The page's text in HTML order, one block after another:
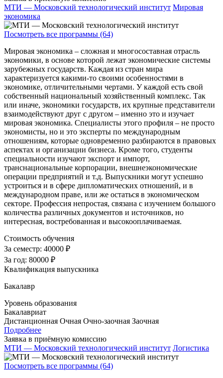
МТИ — Московский технологический институт Мировая
экономика
Посмотреть все программы (64)
Мировая экономика – сложная и многосоставная отрасль
экономики, в основе которой лежат экономические системы
зарубежных государств. Каждая из стран мира
характеризуется какими-то своими особенностями в
экономике, отличительными чертами. У каждой есть свой
собственный национальный хозяйственный комплекс. Так
или иначе, экономики государств, их крупные представители
взаимодействуют друг с другом – именно это и изучает
мировая экономика. Специалисты этого профиля – не просто
экономисты, но и это эксперты по международным
отношениям, которые одновременно разбираются в правовых
аспектах и организации бизнеса. Кроме того, студенты
специальности изучают экспорт и импорт,
транснациональные корпорации, внешнеэкономические
операции предприятий и т.д. Выпускники могут успешно
устроиться и в сфере дипломатических отношений, и в
международном праве, или же остаться в экономическом
секторе. Профессия непростая, связана с изучением большого
количества различных документов и источников, но
интересная, востребованная и высокооплачиваемая.
Стоимость обучения
За семестр: 40000 ₽
За год: 80000 ₽
Квалификация выпускника
Бакалавр
Уровень образования
Бакалавриат
Дистанционная Очная Очно-заочная Заочная
Подробнее
Заявка в приёмную комиссию
МТИ — Московский технологический институт Логистика
Посмотреть все программы (64)